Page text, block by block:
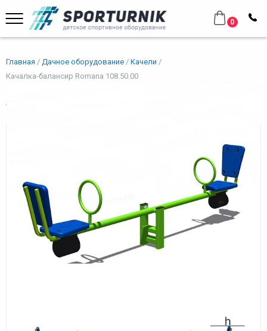
0
Главная Дачное оборудование
Качели
Качалка-балансир Romana 108.50.00
108.50.00